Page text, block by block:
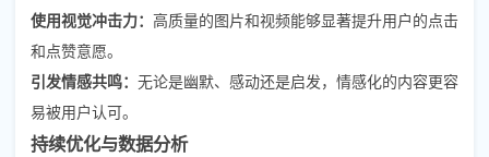
使用视觉冲击力： 高质量的图片和视频能够显著提升用户的点击
和点赞意愿。
引发情感共鸣： 无论是幽默、感动还是启发，情感化的内容更容
易被用户认可。
持续优化与数据分析